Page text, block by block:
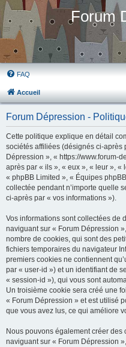
Forum
FAQ
Accueil
Forum Dépression -
Cette politique explique en détail
sociétés affiliées (désignés ci-après
Dépression », « https://www.forum-
après par « ils », « eux », « leur »,
« phpBB Limited », « Équipes
collectée pendant n’importe quelle
ci-après par « vos informations »).
Vos informations sont collectées de
naviguant sur « Forum Dépression
nombre de cookies, qui sont des
fichiers temporaires du navigateur
premiers cookies ne contiennent
par « user-id ») et un identifiant de
« session-id »), qui vous sont
Un troisième cookie sera créé une
« Forum Dépression » et est utilisé
que vous avez lus, ce qui améliore
Nous pouvons également créer
naviguant sur « Forum Dépression